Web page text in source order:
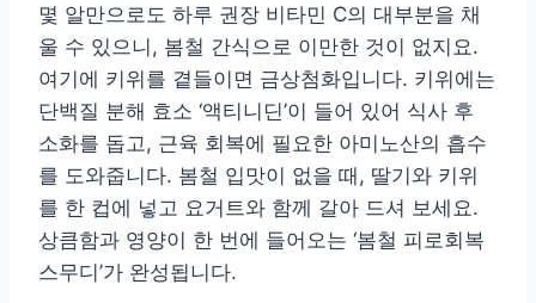
몇 알만으로도 하루 권장 비타민 C의 대부분을 채
울 수 있으니, 봄철 간식으로 이만한 것이 없지요.
여기에 키위를 곁들이면 금상첨화입니다. 키위에는
단백질 분해 효소 ‘액티니딘’이 들어 있어 식사 후
소화를 돕고, 근육 회복에 필요한 아미노산의 흡수
를 도와줍니다. 봄철 입맛이 없을 때, 딸기와 키위
를 한 컵에 넣고 요거트와 함께 갈아 드셔 보세요.
상큼함과 영양이 한 번에 들어오는 ‘봄철 피로회복
스무디’가 완성됩니다.